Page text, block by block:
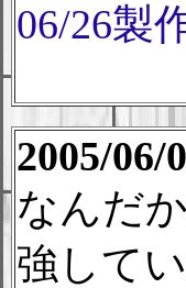
06/26製
2005/06/
なんだ
強して